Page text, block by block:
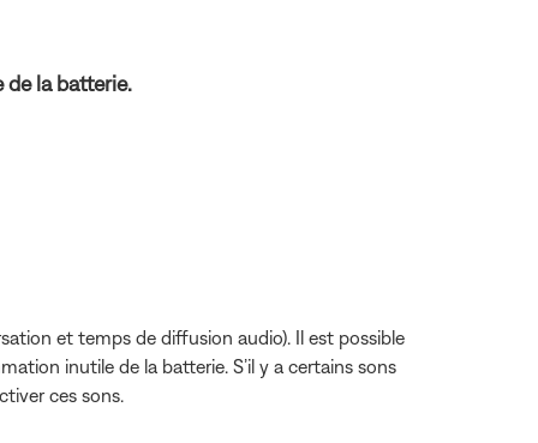
la batterie.
et temps de diffusion audio). Il est possible
inutile de la batterie. S’il y a certains sons
ces sons.